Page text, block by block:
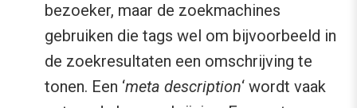
bezoeker, maar de zoekmachines
gebruiken die tags wel om bijvoorbeeld in
de zoekresultaten een omschrijving te
tonen. Een ‘meta description‘ wordt vaak